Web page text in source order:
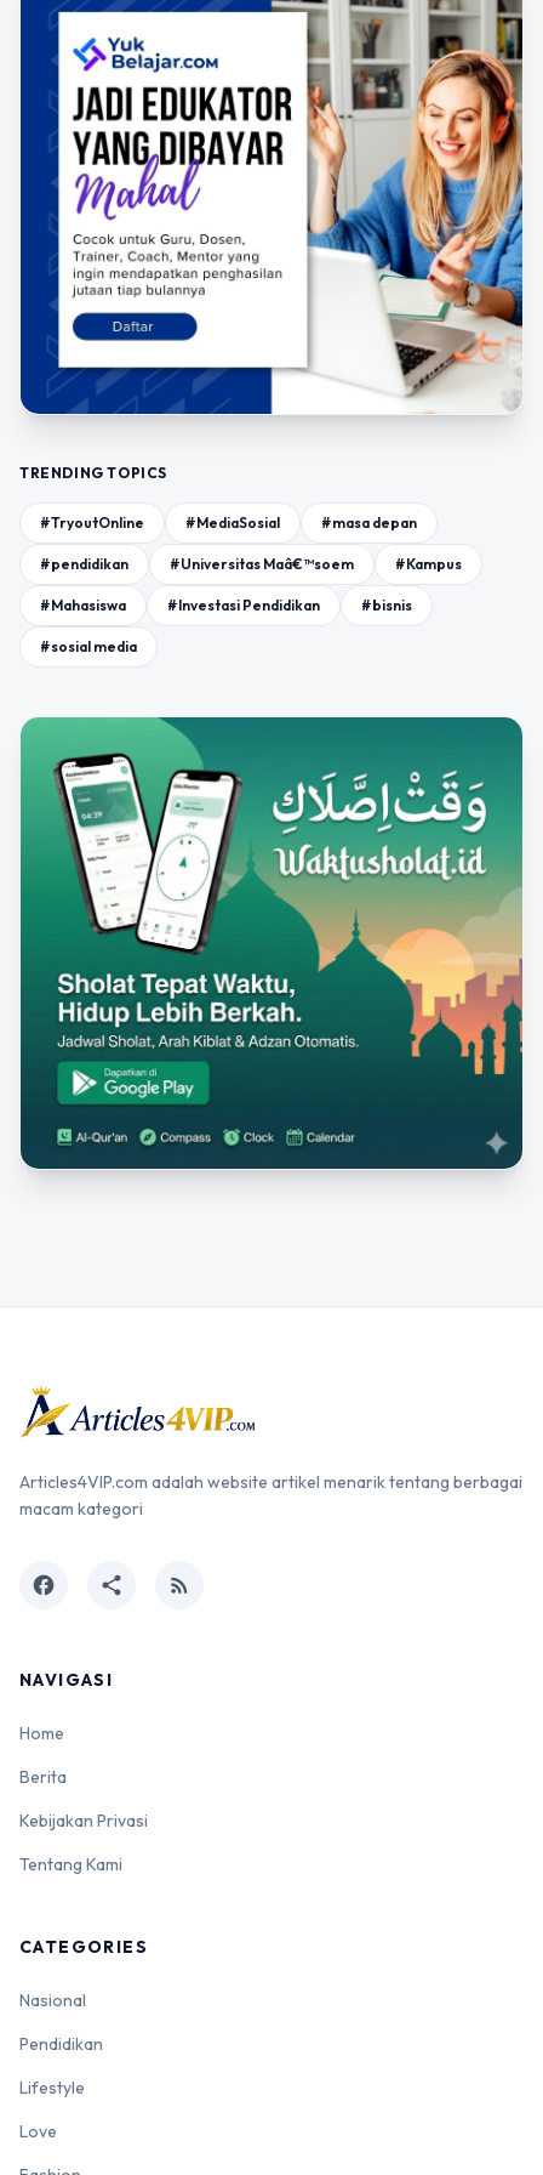
TRENDING TOPICS
#TryoutOnline #MediaSosial #masa depan
#pendidikan #Universitas Maâ€™soem #Kampus
#Mahasiswa #Investasi Pendidikan #bisnis
#sosial media
Articles4VIP.com adalah website artikel menarik tentang berbagai
macam kategori
facebook share rss_feed
NAVIGASI
Home
Berita
Kebijakan Privasi
Tentang Kami
CATEGORIES
Nasional
Pendidikan
Lifestyle
Love